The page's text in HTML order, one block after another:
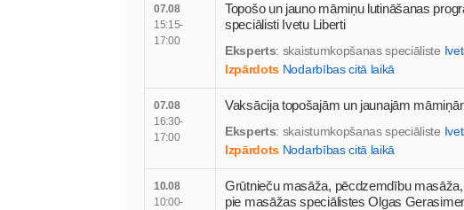
07.08
15:15-
17:00
Topošo un jauno māmiņu lutināšanas
speciālisti Ivetu Liberti
Eksperts: skaistumkopšanas speciāliste
Izpārdots Nodarbības citā laikā
07.08
16:30-
17:00
Vaksācija topošajām un jaunajām
Eksperts: skaistumkopšanas speciāliste
Izpārdots Nodarbības citā laikā
10.08
10:00-
Grūtnieču masāža, pēcdzemdību
pie masāžas speciālistes Olgas